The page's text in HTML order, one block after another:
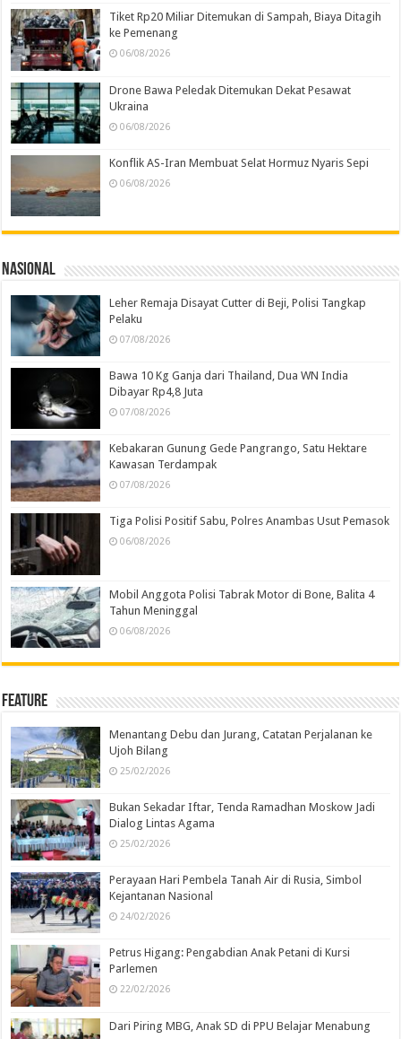
Tiket Rp20 Miliar Ditemukan di Sampah, Biaya Ditagih
ke Pemenang
06/08/2026
Drone Bawa Peledak Ditemukan Dekat Pesawat
Ukraina
06/08/2026
Konflik AS-Iran Membuat Selat Hormuz Nyaris Sepi
06/08/2026
Nasional
Leher Remaja Disayat Cutter di Beji, Polisi Tangkap
Pelaku
07/08/2026
Bawa 10 Kg Ganja dari Thailand, Dua WN India
Dibayar Rp4,8 Juta
07/08/2026
Kebakaran Gunung Gede Pangrango, Satu Hektare
Kawasan Terdampak
07/08/2026
Tiga Polisi Positif Sabu, Polres Anambas Usut Pemasok
06/08/2026
Mobil Anggota Polisi Tabrak Motor di Bone, Balita 4
Tahun Meninggal
06/08/2026
Feature
Menantang Debu dan Jurang, Catatan Perjalanan ke
Ujoh Bilang
25/02/2026
Bukan Sekadar Iftar, Tenda Ramadhan Moskow Jadi
Dialog Lintas Agama
25/02/2026
Perayaan Hari Pembela Tanah Air di Rusia, Simbol
Kejantanan Nasional
24/02/2026
Petrus Higang: Pengabdian Anak Petani di Kursi
Parlemen
22/02/2026
Dari Piring MBG, Anak SD di PPU Belajar Menabung